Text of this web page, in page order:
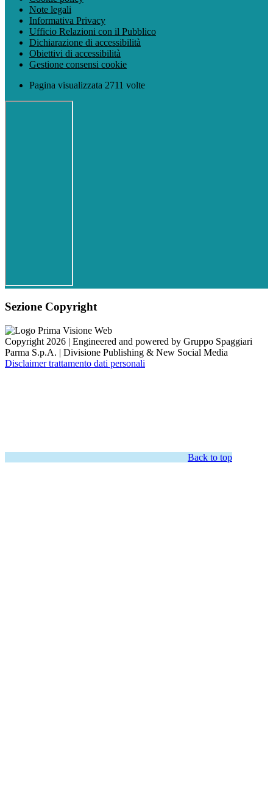
Note legali
Informativa Privacy
Ufficio Relazioni con il Pubblico
Dichiarazione di accessibilità
Obiettivi di accessibilità
Gestione consensi cookie
Pagina visualizzata 2711 volte
Sezione Copyright
Copyright 2026 | Engineered and powered by Gruppo Spaggiari
Parma S.p.A. | Divisione Publishing & New Social Media
Disclaimer trattamento dati personali
Back to top